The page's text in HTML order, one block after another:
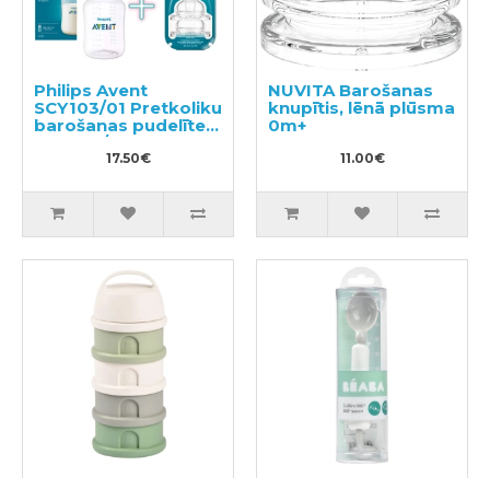
Philips Avent
SCY103/01 Pretkoliku
barošanas pudelīte +
SCY763/02
Pretkoliku silikona
17.50€
NUVITA Barošanas
knupītis, lēnā plūsma
0m+
11.00€